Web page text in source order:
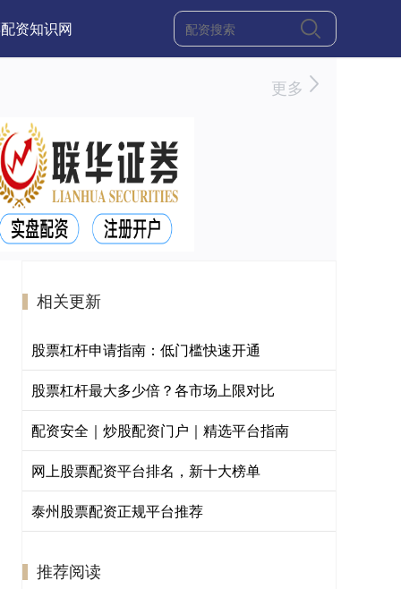
资知识网
更多
相关更新
股票杠杆申请指南：低门槛快速开通
股票杠杆最大多少倍？各市场上限对比
配资安全｜炒股配资门户｜精选平台指南
网上股票配资平台排名，新十大榜单
泰州股票配资正规平台推荐
推荐阅读